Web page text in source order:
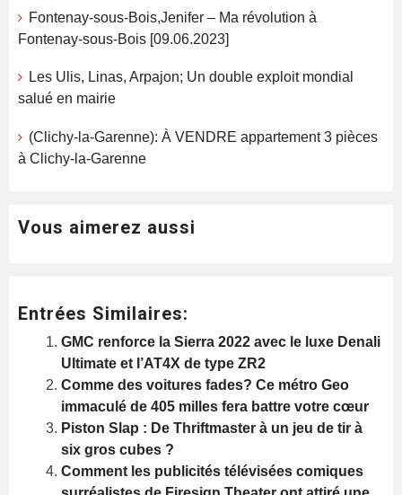
Fontenay-sous-Bois,Jenifer – Ma révolution à
Fontenay-sous-Bois [09.06.2023]
Les Ulis, Linas, Arpajon; Un double exploit mondial
salué en mairie
(Clichy-la-Garenne): À VENDRE appartement 3 pièces
à Clichy-la-Garenne
Vous aimerez aussi
Entrées Similaires:
GMC renforce la Sierra 2022 avec le luxe Denali
Ultimate et l’AT4X de type ZR2
Comme des voitures fades? Ce métro Geo
immaculé de 405 milles fera battre votre cœur
Piston Slap : De Thriftmaster à un jeu de tir à
six gros cubes ?
Comment les publicités télévisées comiques